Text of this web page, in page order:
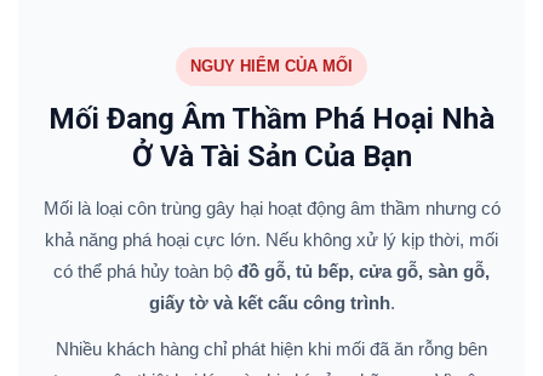
NGUY HIỂM CỦA MỐI
Mối Đang Âm Thầm Phá Hoại Nhà
Ở Và Tài Sản Của Bạn
Mối là loại côn trùng gây hại hoạt động âm thầm nhưng có
khả năng phá hoại cực lớn. Nếu không xử lý kịp thời, mối
có thể phá hủy toàn bộ đồ gỗ, tủ bếp, cửa gỗ, sàn gỗ,
giấy tờ và kết cấu công trình.
Nhiều khách hàng chỉ phát hiện khi mối đã ăn rỗng bên